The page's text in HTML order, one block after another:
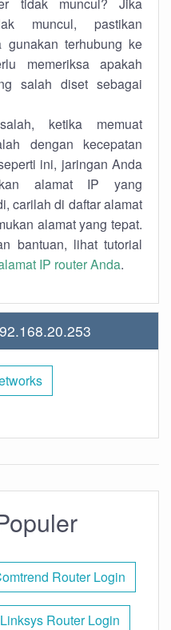
muncul, pastikan
gunakan terhubung ke
memeriksa apakah
salah diset sebagai
ketika memuat
dengan kecepatan
ini, jaringan Anda
alamat IP yang
carilah di daftar alamat
alamat yang tepat.
bantuan, lihat tutorial
IP router Anda.
Router Login
Linksys Router Login